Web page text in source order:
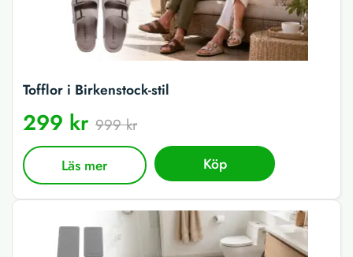
Tofflor i Birkenstock-stil
299 kr 999 kr
Läs mer Köp